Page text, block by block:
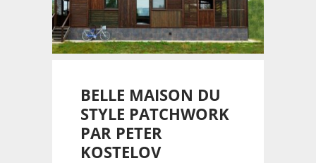
BELLE MAISON DU
STYLE PATCHWORK
PAR PETER
KOSTELOV